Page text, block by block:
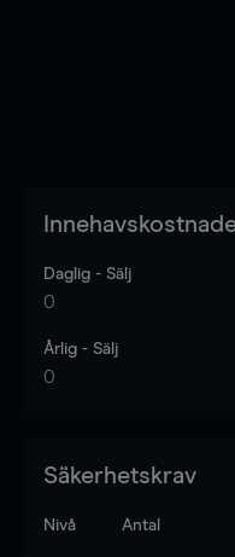
Daglig - Sälj
0
Årlig - Sälj
0
Säkerhetskrav
Nivå Antal